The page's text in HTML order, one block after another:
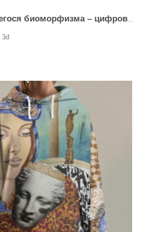
биоморфизма – цифровая графика
3d